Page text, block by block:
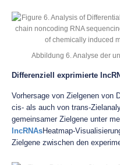
Abbildung 6. Analyse der
Differenziell exprimierte
Vorhersage von Zielgenen von
cis- als auch von trans-
gemeinsamer Zielgene unter
lncRNAsHeatmap-
Zielgene zwischen den